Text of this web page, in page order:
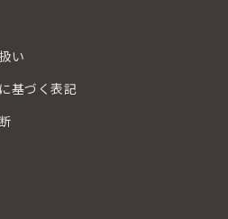
い
基づく表記